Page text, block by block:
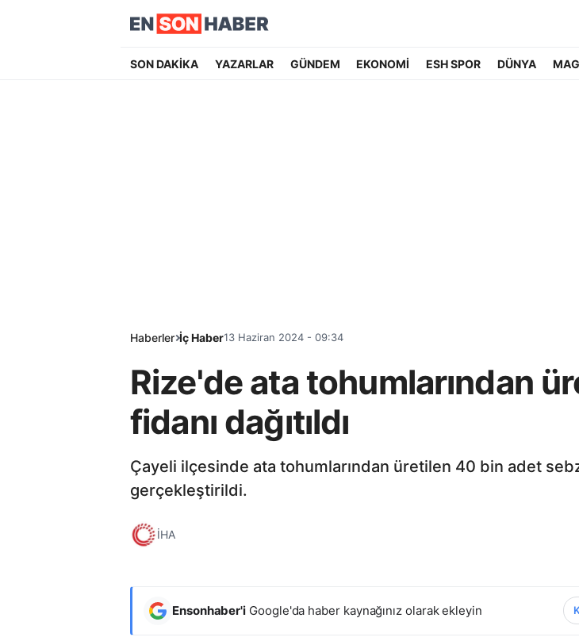
SON DAKİKA YAZARLAR GÜNDEM EKONOMİ ESH SPOR DÜNYA
Haberler İç Haber13 Haziran 2024 - 09:34
Rize'de ata tohumlarından
fidanı dağıtıldı
Çayeli ilçesinde ata tohumlarından üretilen 40 bin adet
gerçekleştirildi.
İHA
Ensonhaber'i Google'da haber kaynağınız olarak ekleyin